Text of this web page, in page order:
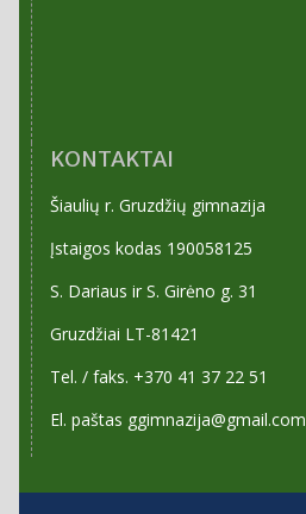
KONTAKTAI
Šiaulių r. Gruzdžių gimnazija
Įstaigos kodas 190058125
S. Dariaus ir S. Girėno g. 31
Gruzdžiai LT-81421
Tel. / faks. +370 41 37 22 51
El. paštas ggimnazija@gmail.com